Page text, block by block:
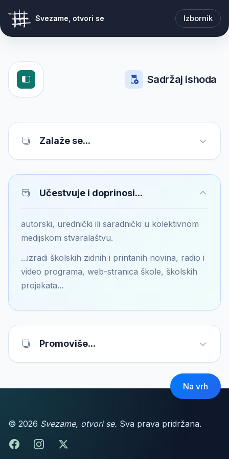
Svezame, otvori se Izbornik
Sadržaj ishoda
Zalaže se...
Učestvuje i doprinosi...
autorski, urednički ili saradnički u kolektivnom
medijskom stvaralaštvu.
...izradi školskih zidnih i printanih novina, radio i
video programa, web-stranica škole, školskih
projekata...
Promoviše...
© 2026 Svezame, otvori se. Sva prava pridržana.
Na vrh